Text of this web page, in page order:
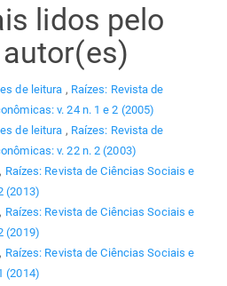
lidos pelo
de leitura , Raízes: Revista de
v. 24 n. 1 e 2 (2005)
de leitura , Raízes: Revista de
v. 22 n. 2 (2003)
, Raízes: Revista de Ciências Sociais e
(2013)
, Raízes: Revista de Ciências Sociais e
(2019)
, Raízes: Revista de Ciências Sociais e
(2014)